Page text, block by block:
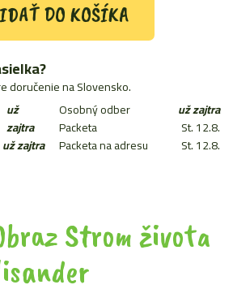
DO KOŠÍKA
doručenie na Slovensko.
už
zajtra
už zajtra
Osobný odber
už zajtra
Packeta
St. 12.8.
Packeta na adresu
St. 12.8.
Strom života